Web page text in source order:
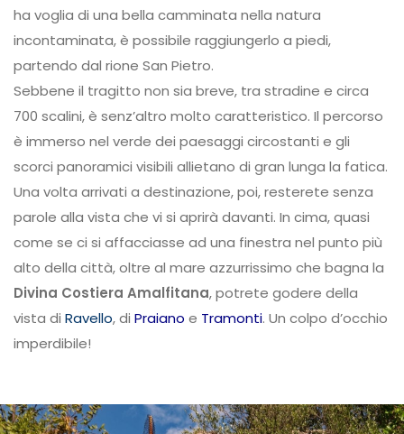
ha voglia di una bella camminata nella natura
incontaminata, è possibile raggiungerlo a piedi,
partendo dal rione San Pietro.
Sebbene il tragitto non sia breve, tra stradine e circa
700 scalini, è senz’altro molto caratteristico. Il percorso
è immerso nel verde dei paesaggi circostanti e gli
scorci panoramici visibili allietano di gran lunga la fatica.
Una volta arrivati a destinazione, poi, resterete senza
parole alla vista che vi si aprirà davanti. In cima, quasi
come se ci si affacciasse ad una finestra nel punto più
alto della città, oltre al mare azzurrissimo che bagna la
Divina Costiera Amalfitana, potrete godere della
vista di Ravello, di Praiano e Tramonti. Un colpo d’occhio
imperdibile!